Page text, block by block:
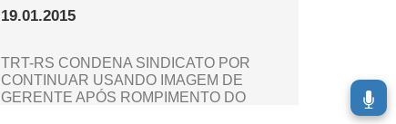
19.01.2015
TRT-RS CONDENA SINDICATO POR
CONTINUAR USANDO IMAGEM DE
GERENTE APÓS ROMPIMENTO DO